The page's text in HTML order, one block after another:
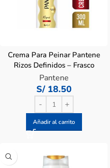
Crema Para Peinar Pantene
Rizos Definidos – Frasco
300 Ml
Pantene
S/18.50
Añadir al carrito